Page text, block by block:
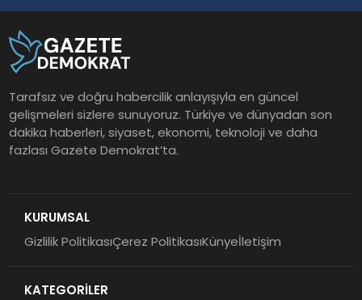
Tarafsız ve doğru habercilik anlayışıyla en güncel
gelişmeleri sizlere sunuyoruz. Türkiye ve dünyadan son
dakika haberleri, siyaset, ekonomi, teknoloji ve daha
fazlası Gazete Demokrat’ta.
KURUMSAL
Gizlilik PolitikasıÇerez PolitikasıKünyeİletişim
KATEGORİLER